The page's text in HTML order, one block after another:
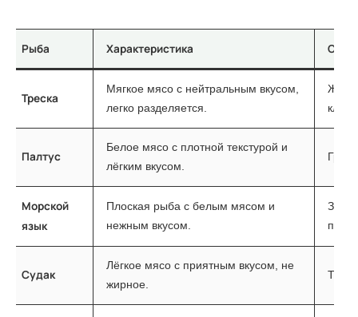
Рыба Характеристика
Треска
Мягкое мясо с нейтральным вкусом,
легко разделяется.
Палтус
Белое мясо с плотной текстурой и
лёгким вкусом.
Морской
язык
Плоская рыба с белым мясом и
нежным вкусом.
Судак
Лёгкое мясо с приятным вкусом, не
жирное.